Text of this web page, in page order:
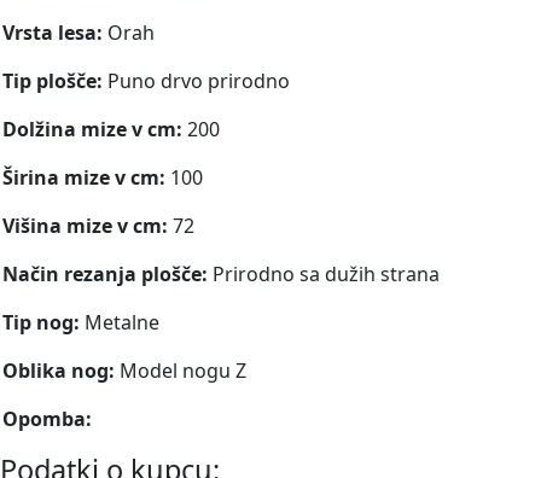
Vrsta lesa: Orah
Tip plošče: Puno drvo prirodno
Dolžina mize v cm: 200
Širina mize v cm: 100
Višina mize v cm: 72
Način rezanja plošče: Prirodno sa dužih strana
Tip nog: Metalne
Oblika nog: Model nogu Z
Opomba:
Podatki o kupcu: